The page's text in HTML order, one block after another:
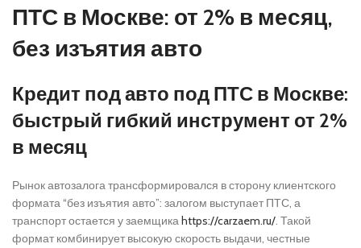
ПТС в Москве: от 2% в месяц,
без изъятия авто
Кредит под авто под ПТС в Москве:
быстрый гибкий инструмент от 2%
в месяц
Рынок автозалога трансформировался в сторону клиентского
формата “без изъятия авто”: залогом выступает ПТС, а
транспорт остается у заемщикаhttps://carzaem.ru/. Такой
формат комбинирует высокую скорость выдачи, честные